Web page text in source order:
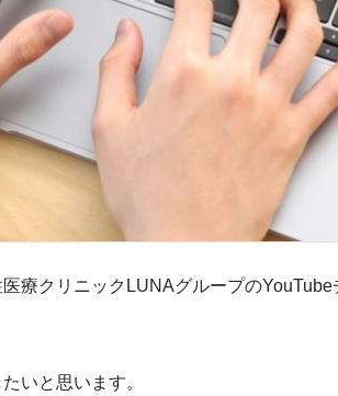
療クリニックLUNAグループのYouTube
いと思います。